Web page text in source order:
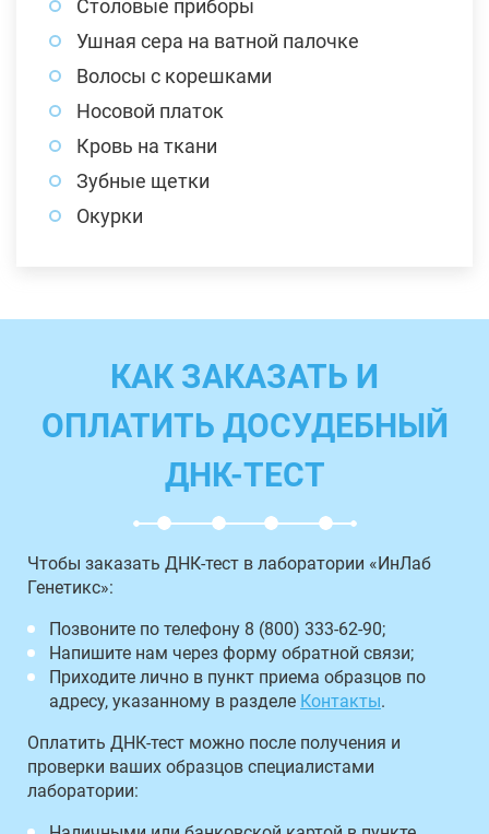
Столовые приборы
Ушная сера на ватной палочке
Волосы с корешками
Носовой платок
Кровь на ткани
Зубные щетки
Окурки
КАК ЗАКАЗАТЬ И
ОПЛАТИТЬ ДОСУДЕБНЫЙ
ДНК-ТЕСТ
Чтобы заказать ДНК-тест в лаборатории «ИнЛаб
Генетикс»:
Позвоните по телефону 8 (800) 333-62-90;
Напишите нам через форму обратной связи;
Приходите лично в пункт приема образцов по
адресу, указанному в разделе Контакты.
Оплатить ДНК-тест можно после получения и
проверки ваших образцов специалистами
лаборатории: